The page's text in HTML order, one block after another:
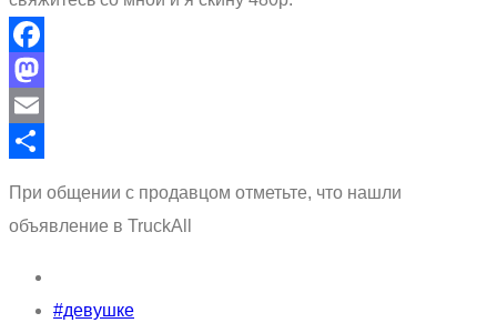
Facebook
Mastodon
Email
При общении с продавцом отметьте, что нашли
объявление в TruckAll
#девушке